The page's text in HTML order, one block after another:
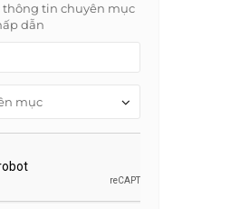
thông tin chuyên mục
dẫn
mục